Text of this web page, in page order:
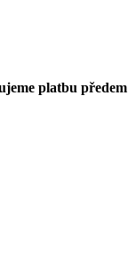
platbu předem